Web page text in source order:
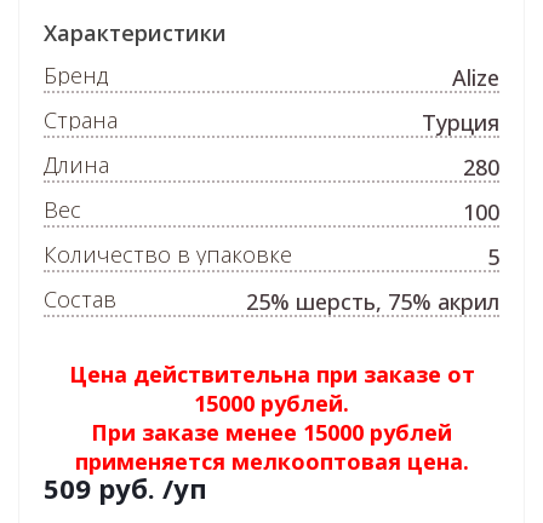
Цена действительна при заказе от
15000 рублей.
При заказе менее 15000 рублей
применяется мелкооптовая цена.
509 руб. /уп
Характеристики
Бренд
Alize
Страна
Турция
Длина
280
Вес
100
Количество в упаковке
5
Состав
25% шерсть, 75% акрил